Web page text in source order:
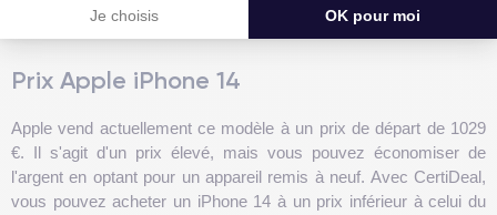
Je choisis OK pour moi
Prix Apple iPhone 14
Apple vend actuellement ce modèle à un prix de départ de 1029
€. Il s'agit d'un prix élevé, mais vous pouvez économiser de
l'argent en optant pour un appareil remis à neuf. Avec CertiDeal,
vous pouvez acheter un iPhone 14 à un prix inférieur à celui du